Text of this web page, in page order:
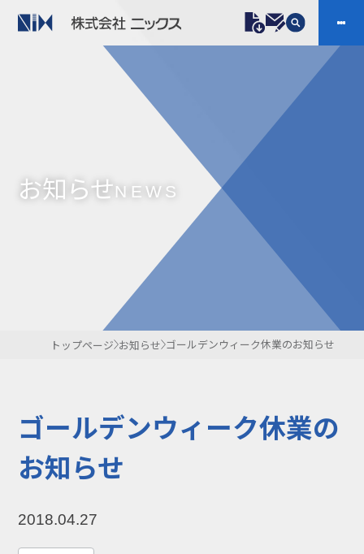
プラスチックファスナー 機構部品
ケーブルマーカー
樹脂継手、配管施工
防虫忌避製品ARINIX
プリント基板実装関連
会社案内
IR
お問い合わせ 開発・導入実績
よくあるご質問
NIXのサスティナ
環境負荷物質調
お知らせNEWS
トップページ お知らせ ゴールデンウィーク休業のお知らせ
ゴールデンウィーク休業の
お知らせ
2018.04.27